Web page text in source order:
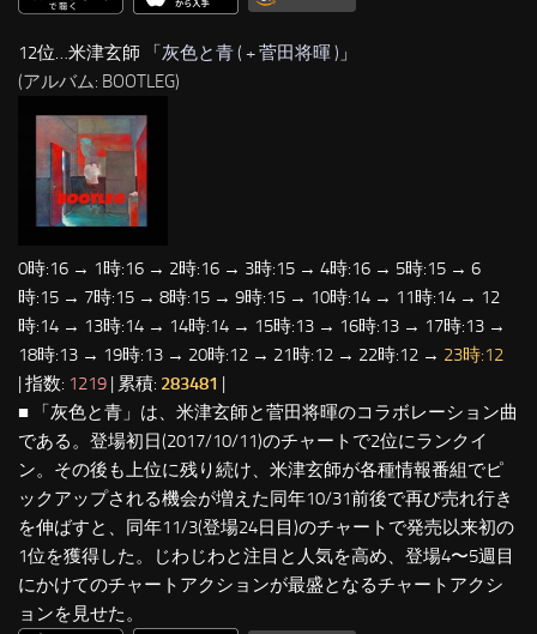
12位…米津玄師 「灰色と青 ( + 菅田将暉 ) 」
(アルバム: BOOTLEG)
0時:16 → 1時:16 → 2時:16 → 3時:15 → 4時:16 → 5時:15 → 6
時:15 → 7時:15 → 8時:15 → 9時:15 → 10時:14 → 11時:14 → 12
時:14 → 13時:14 → 14時:14 → 15時:13 → 16時:13 → 17時:13 →
18時:13 → 19時:13 → 20時:12 → 21時:12 → 22時:12 → 23時:12
| 指数: 1219 | 累積: 283481 |
■ 「灰色と青」は、米津玄師と菅田将暉のコラボレーション曲
である。登場初日(2017/10/11)のチャートで2位にランクイ
ン。その後も上位に残り続け、米津玄師が各種情報番組でピ
ックアップされる機会が増えた同年10/31前後で再び売れ行き
を伸ばすと、同年11/3(登場24日目)のチャートで発売以来初の
1位を獲得した。じわじわと注目と人気を高め、登場4〜5週目
にかけてのチャートアクションが最盛となるチャートアクシ
ョンを見せた。